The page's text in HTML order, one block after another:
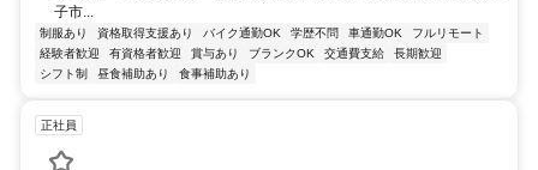
子市...
制服あり 資格取得支援あり バイク通勤OK 学歴不問 車通勤OK
フルリモート
経験者歓迎
有資格者歓迎 賞与あり ブランクOK 交通費支給
長期歓迎
シフト制
昼食補助あり 食事補助あり
正社員